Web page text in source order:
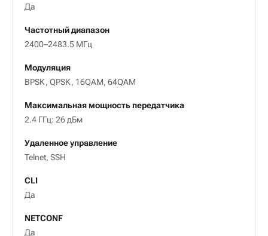
Да
Частотный диапазон
2400–2483.5 МГц
Модуляция
BPSK, QPSK, 16QAM, 64QAM
Максимальная мощность передатчика
2.4 ГГц: 26 дБм
Удаленное управление
Telnet, SSH
CLI
Да
NETCONF
Да